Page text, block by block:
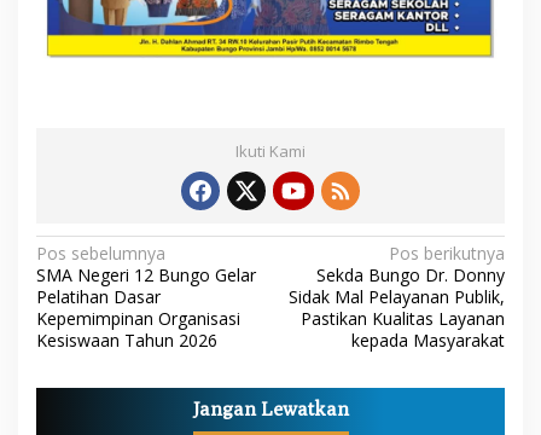
Ikuti Kami
N
a
v
g
Pos sebelumnya
SMA Negeri 12 Bungo Gelar
Pelatihan Dasar
Kepemimpinan Organisasi
Kesiswaan Tahun 2026
Pos berikutnya
Sekda Bungo Dr. Donny
Sidak Mal Pelayanan Publik,
Pastikan Kualitas Layanan
kepada Masyarakat
Jangan Lewatkan